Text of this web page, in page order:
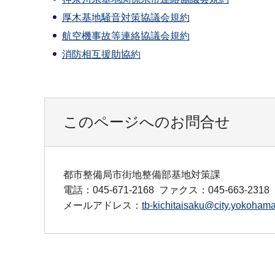
厚木基地騒音対策協議会規約
航空機事故等連絡協議会規約
消防相互援助協約
このページへのお問合せ
都市整備局市街地整備部基地対策課
電話：045-671-2168 ファクス：045-663-2318
メールアドレス： tb-